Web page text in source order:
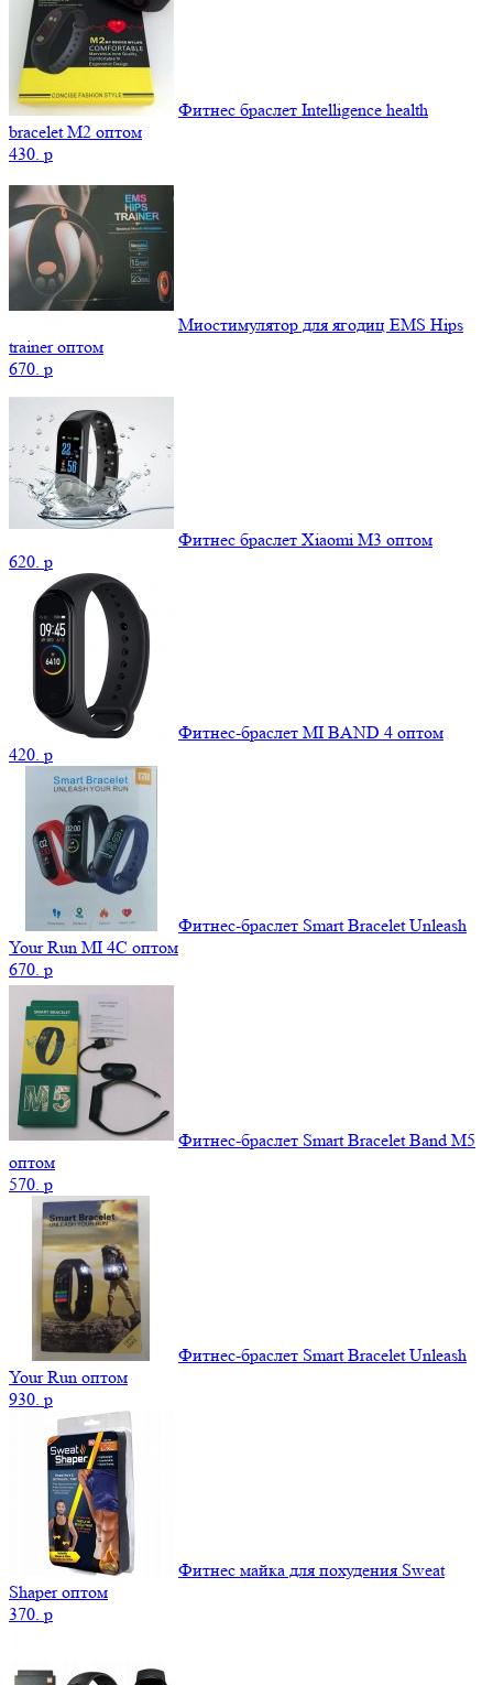
Фитнес браслет Intelligence health
bracelet M2 оптом
430. p
Миостимулятор для ягодиц EMS Hips
trainer оптом
670. p
Фитнес браслет Xiaomi М3 оптом
620. p
Фитнес-браслет MI BAND 4 оптом
420. p
Фитнес-браслет Smart Bracelet Unleash
Your Run MI 4C оптом
670. p
Фитнес-браслет Smart Bracelet Band M5
оптом
570. p
Фитнес-браслет Smart Bracelet Unleash
Your Run оптом
930. p
Фитнес майка для похудения Sweat
Shaper оптом
370. p